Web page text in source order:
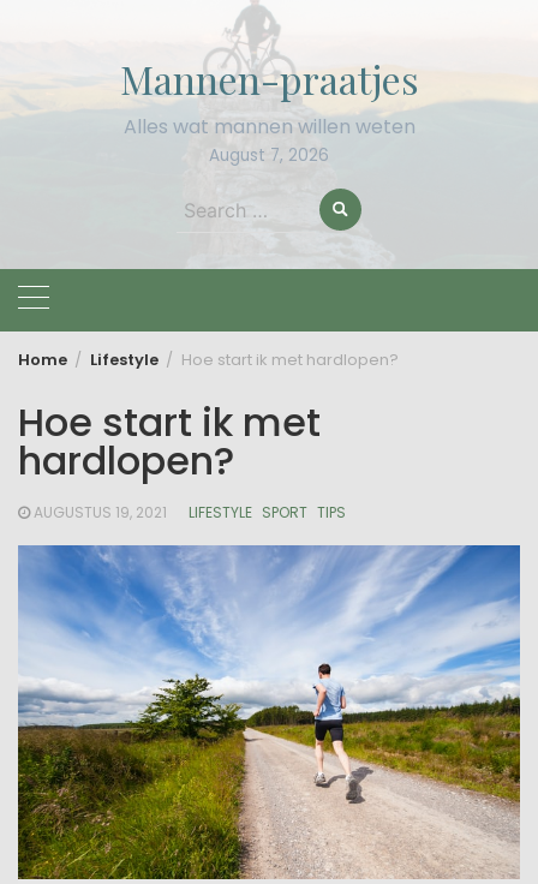
Mannen-praatjes
Alles wat mannen willen weten
August 7, 2026
Search
Home Lifestyle Hoe start ik met hardlopen?
Hoe start ik met
hardlopen?
AUGUSTUS 19, 2021 LIFESTYLE SPORT TIPS